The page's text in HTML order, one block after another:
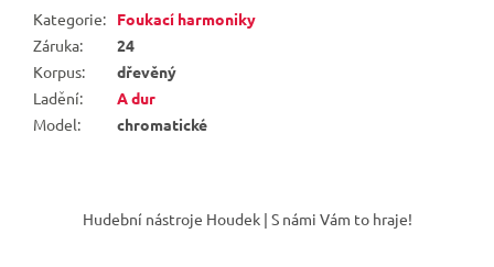
Kategorie:
Foukací harmoniky
Záruka:
24
Korpus:
dřevěný
Ladění:
A dur
Model: chromatické
Hudební nástroje Houdek | S námi Vám to hraje!